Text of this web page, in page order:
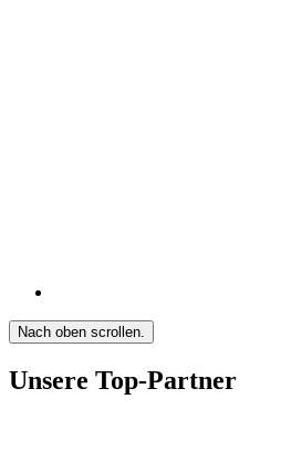
Nach oben scrollen.
Unsere Top-Partner